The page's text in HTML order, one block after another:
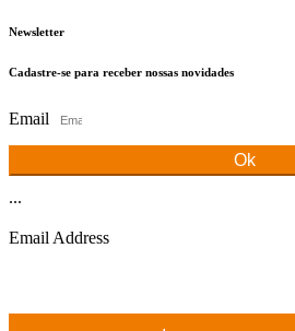
Newsletter
Cadastre-se para receber nossas novidades
Email
Ok
...
Email Address